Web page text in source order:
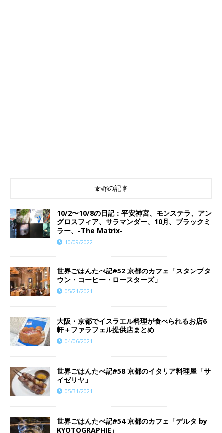
京都の記事
10/2〜10/8の日記：平安神宮、モンステラ、アン
グロスフィア、サラマンダー、10月、ブラックミ
ラー、-The Matrix-
10/09/2022
世界ごはんたべ記#52 京都のカフェ「スタンプタ
ウン・コーヒー・ロースターズ」
05/21/2021
大阪・京都でイスラエル料理が食べられるお店6
軒＋ファラフェル提供店まとめ
04/06/2021
世界ごはんたべ記#58 京都のイタリア料理屋「サ
イゼリヤ」
05/31/2021
世界ごはんたべ記#54 京都のカフェ「デルタ by
KYOTOGRAPHIE」